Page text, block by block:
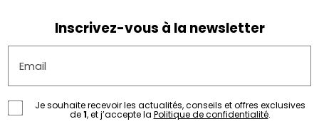
Inscrivez-vous à la newsletter
Email
Je souhaite recevoir les actualités, conseils et offres exclusives
de1, et j’accepte la Politique de confidentialité.